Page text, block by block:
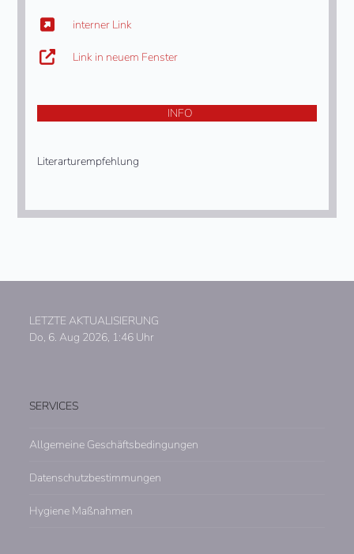
interner Link
Link in neuem Fenster
INFO
Literarturempfehlung
LETZTE AKTUALISIERUNG
Do, 6. Aug 2026, 1:46 Uhr
SERVICES
Allgemeine Geschäftsbedingungen
Datenschutzbestimmungen
Hygiene Maßnahmen